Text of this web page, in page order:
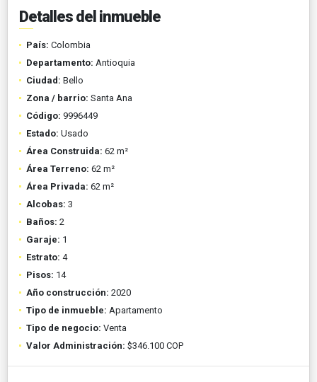
Detalles del inmueble
País: Colombia
Departamento: Antioquia
Ciudad: Bello
Zona / barrio: Santa Ana
Código: 9996449
Estado: Usado
Área Construida: 62 m²
Área Terreno: 62 m²
Área Privada: 62 m²
Alcobas: 3
Baños: 2
Garaje: 1
Estrato: 4
Pisos: 14
Año construcción: 2020
Tipo de inmueble: Apartamento
Tipo de negocio: Venta
Valor Administración: $346.100 COP